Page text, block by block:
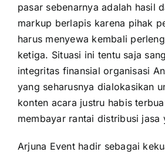
pasar sebenarnya adalah hasil
markup berlapis karena pihak
harus menyewa kembali
ketiga. Situasi ini tentu saja
integritas finansial organisasi
yang seharusnya dialokasikan
konten acara justru habis
membayar rantai distribusi jasa
Arjuna Event hadir sebagai